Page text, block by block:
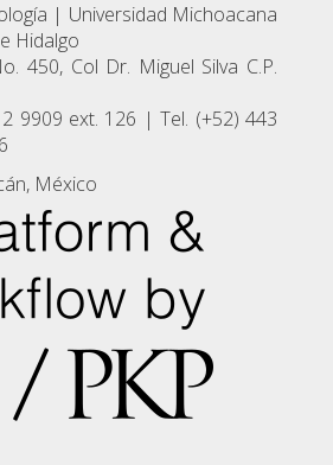
| Universidad Michoacana
Hidalgo
450, Col Dr. Miguel Silva C.P.
9909 ext. 126 | Tel. (+52) 443
México